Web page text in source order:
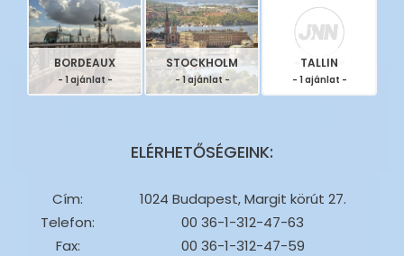
BORDEAUX
- 1 ajánlat -
STOCKHOLM
- 1 ajánlat -
TALLIN
- 1 ajánlat -
ELÉRHETŐSÉGEINK:
Cím:
1024 Budapest, Margit körút 27.
Telefon:
00 36-1-312-47-63
Fax:
00 36-1-312-47-59